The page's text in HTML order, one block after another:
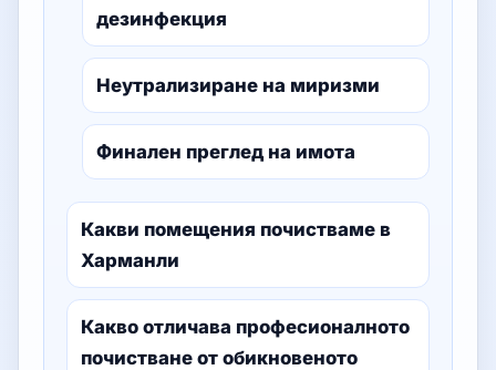
дезинфекция
Неутрализиране на миризми
Финален преглед на имота
Какви помещения почистваме в
Харманли
Какво отличава професионалното
почистване от обикновеното